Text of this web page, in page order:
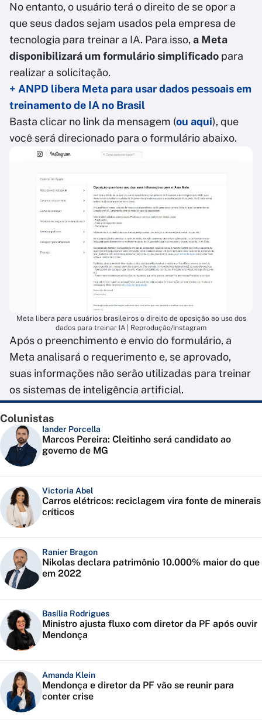
No entanto, o usuário terá o direito de se opor a
que seus dados sejam usados pela empresa de
tecnologia para treinar a IA. Para isso, a Meta
disponibilizará um formulário simplificado para
realizar a solicitação.
+ ANPD libera Meta para usar dados pessoais em
treinamento de IA no Brasil
Basta clicar no link da mensagem (ou aqui), que
você será direcionado para o formulário abaixo.
Meta libera para usuários brasileiros o direito de oposição ao uso dos
dados para treinar IA | Reprodução/Instagram
Após o preenchimento e envio do formulário, a
Meta analisará o requerimento e, se aprovado,
suas informações não serão utilizadas para treinar
os sistemas de inteligência artificial.
Colunistas
Iander Porcella
Marcos Pereira: Cleitinho será candidato ao
governo de MG
Victoria Abel
Carros elétricos: reciclagem vira fonte de minerais
críticos
Ranier Bragon
Nikolas declara patrimônio 10.000% maior do que
em 2022
Basília Rodrigues
Ministro ajusta fluxo com diretor da PF após ouvir
Mendonça
Amanda Klein
Mendonça e diretor da PF vão se reunir para
conter crise